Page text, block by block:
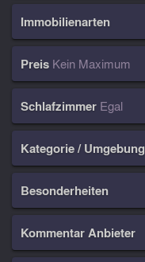
Immobilienarten
Preis Kein Maximum
Schlafzimmer Egal
Kategorie / Umgebung
Besonderheiten
Kommentar Anbieter